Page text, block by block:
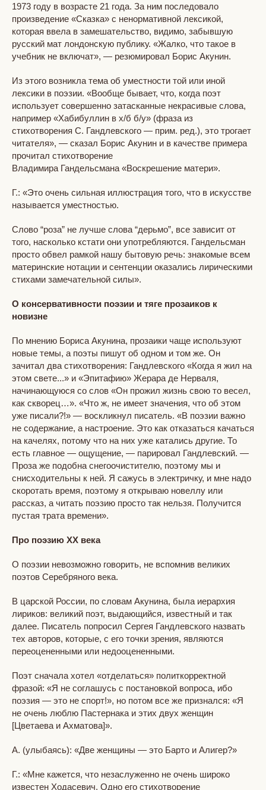
1973 году в возрасте 21 года. За ним последовало
произведение «Сказка» с ненормативной лексикой,
которая ввела в замешательство, видимо, забывшую
русский мат лондонскую публику. «Жалко, что такое в
учебник не включат», — резюмировал Борис Акунин.
Из этого возникла тема об уместности той или иной
лексики в поэзии. «Вообще бывает, что, когда поэт
использует совершенно затасканные некрасивые слова,
например «Хабибуллин в х/б б/у» (фраза из
стихотворения С. Гандлевского — прим. ред.), это трогает
читателя», — сказал Борис Акунин и в качестве примера
прочитал стихотворение
Владимира Гандельсмана «Воскрешение матери».
Г.: «Это очень сильная иллюстрация того, что в искусстве
называется уместностью.
Слово “роза” не лучше слова “дерьмо”, все зависит от
того, насколько кстати они употребляются. Гандельсман
просто обвел рамкой нашу бытовую речь: знакомые всем
материнские нотации и сентенции оказались лирическими
стихами замечательной силы».
О консервативности поэзии и тяге прозаиков к
новизне​
По мнению Бориса Акунина, прозаики чаще используют
новые темы, а поэты пишут об одном и том же. Он
зачитал два стихотворения: Гандлевского «Когда я жил на
этом свете...» и «Эпитафию» Жерара де Нерваля,
начинающуюся со слов «Он прожил жизнь свою то весел,
как скворец…». «Что ж, не имеет значения, что об этом
уже писали?!» — воскликнул писатель. «В поэзии важно
не содержание, а настроение. Это как отказаться качаться
на качелях, потому что на них уже катались другие. То
есть главное — ощущение, — парировал Гандлевский. —
Проза же подобна снегоочистителю, поэтому мы и
снисходительны к ней. Я сажусь в электричку, и мне надо
скоротать время, поэтому я открываю новеллу или
рассказ, а читать поэзию просто так нельзя. Получится
пустая трата времени».
Про поэзию ХХ века
О поэзии невозможно говорить, не вспомнив великих
поэтов Серебряного века.
В царской России, по словам Акунина, была иерархия
лириков: великий поэт, выдающийся, известный и так
далее. Писатель попросил Сергея Гандлевского назвать
тех авторов, которые, c его точки зрения, являются
переоцененными или недооцененными.
Поэт сначала хотел «отделаться» политкорректной
фразой: «Я не соглашусь с постановкой вопроса, ибо
поэзия — это не спорт!», но потом все же признался: «Я
не очень люблю Пастернака и этих двух женщин
[Цветаева и Ахматова]».
А. (улыбаясь): «Две женщины — это Барто и Алигер?»
Г.: «Мне кажется, что незаслуженно не очень широко
известен Ходасевич. Одно его стихотворение